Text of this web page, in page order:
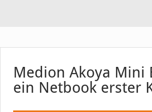
Medion Akoya Mini
ein Netbook erster